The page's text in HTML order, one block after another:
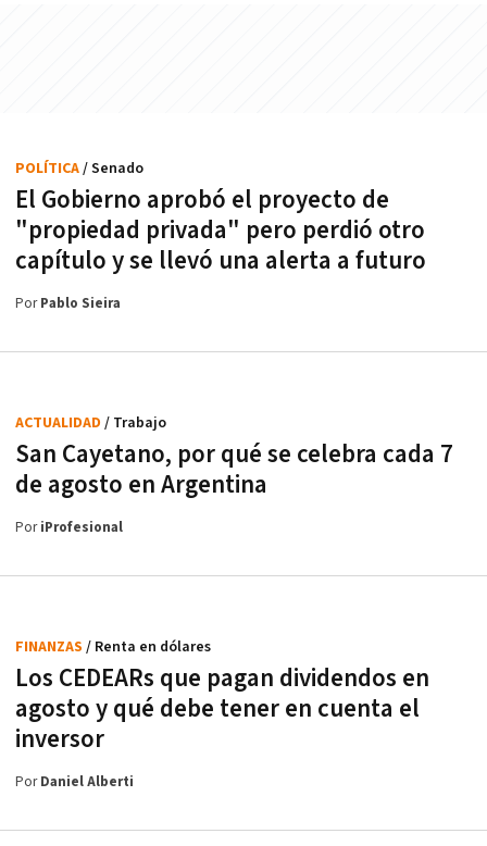
El Gobierno aprobó el proyecto de
"propiedad privada" pero perdió otro
capítulo y se llevó una alerta a futuro
POLÍTICA/ Senado
PorPablo Sieira
San Cayetano, por qué se celebra cada 7
de agosto en Argentina
ACTUALIDAD / Trabajo
PoriProfesional
Los CEDEARs que pagan dividendos en
agosto y qué debe tener en cuenta el
inversor
FINANZAS / Renta en dólares
PorDaniel Alberti